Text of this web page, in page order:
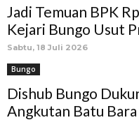
Jadi Temuan BPK
Kejari Bungo Usut
Sabtu, 18 Juli 2026
Bungo
Dishub Bungo
Angkutan Batu